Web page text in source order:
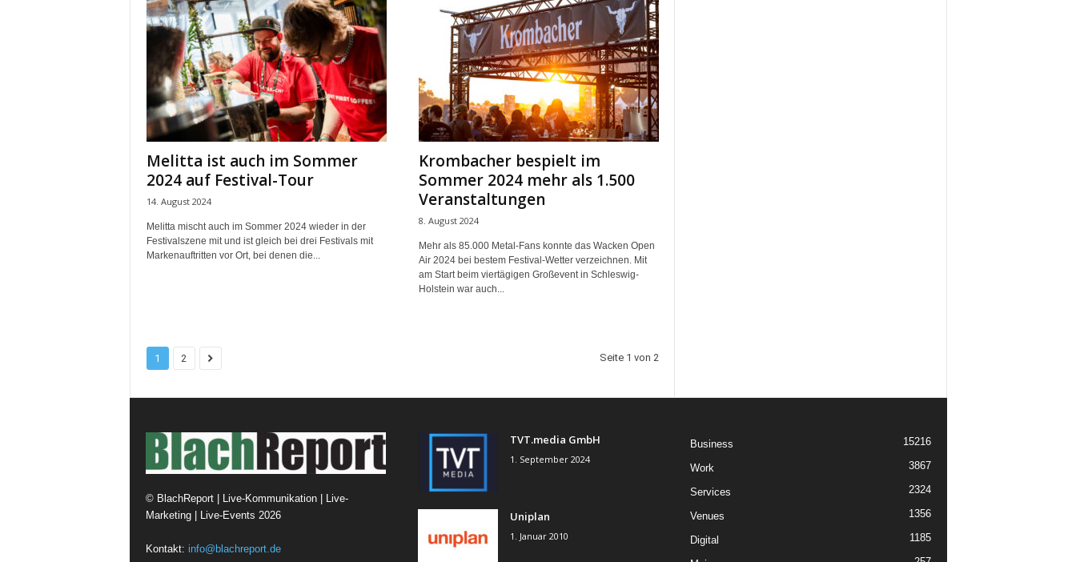
Melitta ist auch im Sommer
2024 auf Festival-Tour
14. August 2024
Melitta mischt auch im Sommer 2024 wieder in der
Festivalszene mit und ist gleich bei drei Festivals mit
Markenauftritten vor Ort, bei denen die...
Krombacher bespielt im
Sommer 2024 mehr als 1.500
Veranstaltungen
8. August 2024
Mehr als 85.000 Metal-Fans konnte das Wacken Open
Air 2024 bei bestem Festival-Wetter verzeichnen. Mit
am Start beim viertägigen Großevent in Schleswig-
Holstein war auch...
1 2 Seite 1 von 2
© BlachReport | Live-Kommunikation | Live-
Marketing | Live-Events 2026
Kontakt: info@blachreport.de
TVT.media GmbH
1. September 2024
Uniplan
1. Januar 2010
Business 15216
Work 3867
Services 2324
Venues 1356
Digital 1185